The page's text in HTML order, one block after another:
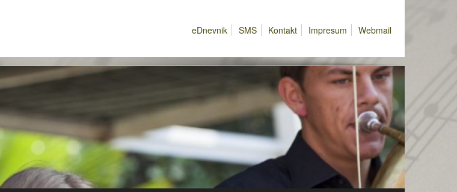
eDnevnik SMS Kontakt Impresum Webmail